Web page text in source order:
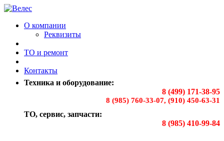
О компании
Реквизиты
ТО и ремонт
Контакты
Техника и оборудование:
8 (499) 171-38-95
8 (985) 760-33-07, (910) 450-63-31
ТО, сервис, запчасти:
8 (985) 410-99-84